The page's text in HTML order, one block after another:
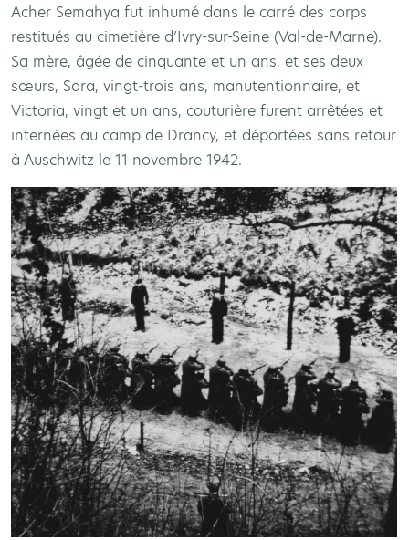
Acher Semahya fut inhumé dans le carré des corps
restitués au cimetière d’Ivry-sur-Seine (Val-de-Marne).
Sa mère, âgée de cinquante et un ans, et ses deux
sœurs, Sara, vingt-trois ans, manutentionnaire, et
Victoria, vingt et un ans, couturière furent arrêtées et
internées au camp de Drancy, et déportées sans retour
à Auschwitz le 11 novembre 1942.